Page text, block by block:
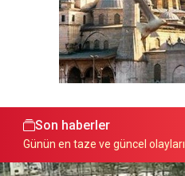
Son haberler
Günün en taze ve güncel olayları